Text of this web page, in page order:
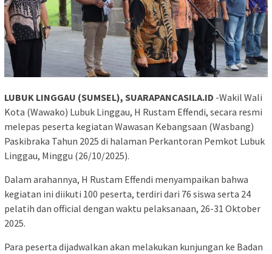
LUBUK LINGGAU (SUMSEL), SUARAPANCASILA.ID -Wakil Wali
Kota (Wawako) Lubuk Linggau, H Rustam Effendi, secara resmi
melepas peserta kegiatan Wawasan Kebangsaan (Wasbang)
Paskibraka Tahun 2025 di halaman Perkantoran Pemkot Lubuk
Linggau, Minggu (26/10/2025).
Dalam arahannya, H Rustam Effendi menyampaikan bahwa
kegiatan ini diikuti 100 peserta, terdiri dari 76 siswa serta 24
pelatih dan official dengan waktu pelaksanaan, 26-31 Oktober
2025.
Para peserta dijadwalkan akan melakukan kunjungan ke Badan